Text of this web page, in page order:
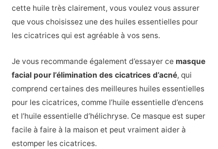
cette huile très clairement, vous voulez vous assurer
que vous choisissez une des huiles essentielles pour
les cicatrices qui est agréable à vos sens.
Je vous recommande également d’essayer ce masque
facial pour l’élimination des cicatrices d’acné, qui
comprend certaines des meilleures huiles essentielles
pour les cicatrices, comme l’huile essentielle d’encens
et l’huile essentielle d’hélichryse. Ce masque est super
facile à faire à la maison et peut vraiment aider à
estomper les cicatrices.